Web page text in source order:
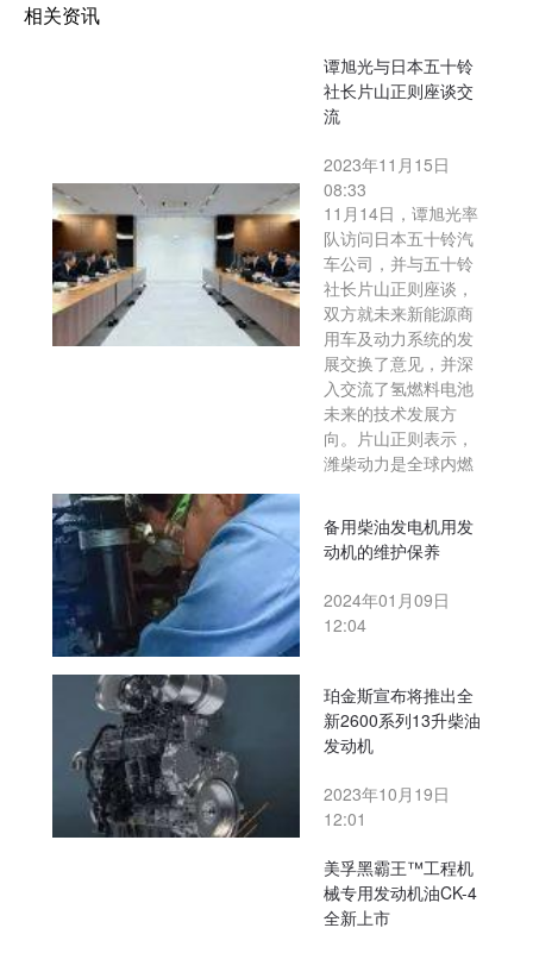
相关资讯
谭旭光与日本五十铃
社长片山正则座谈交
流
2023年11月15日
08:33
11月14日，谭旭光率
队访问日本五十铃汽
车公司，并与五十铃
社长片山正则座谈，
双方就未来新能源商
用车及动力系统的发
展交换了意见，并深
入交流了氢燃料电池
未来的技术发展方
向。片山正则表示，
潍柴动力是全球内燃
备用柴油发电机用发
动机的维护保养
2024年01月09日
12:04
珀金斯宣布将推出全
新2600系列13升柴油
发动机
2023年10月19日
12:01
美孚黑霸王™工程机
械专用发动机油CK-4
全新上市